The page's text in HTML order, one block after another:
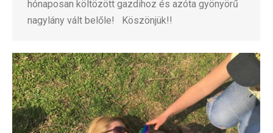
hónaposan költözött gazdihoz és azóta gyönyörű
nagylány vált belőle! Köszönjük!!